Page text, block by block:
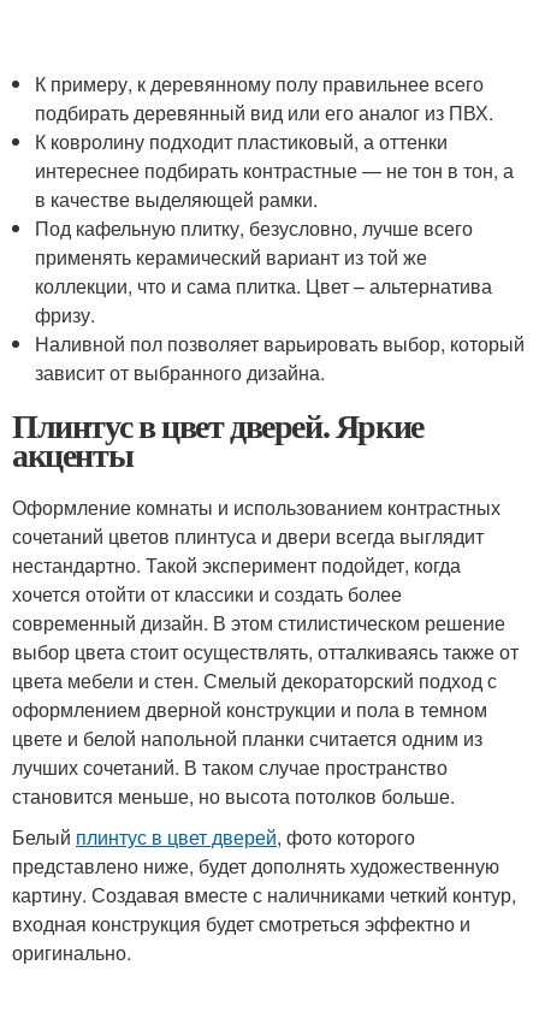
К примеру, к деревянному полу правильнее всего
подбирать деревянный вид или его аналог из ПВХ.
К ковролину подходит пластиковый, а оттенки
интереснее подбирать контрастные — не тон в тон, а
в качестве выделяющей рамки.
Под кафельную плитку, безусловно, лучше всего
применять керамический вариант из той же
коллекции, что и сама плитка. Цвет – альтернатива
фризу.
Наливной пол позволяет варьировать выбор, который
зависит от выбранного дизайна.
Плинтус в цвет дверей. Яркие
акценты
Оформление комнаты и использованием контрастных
сочетаний цветов плинтуса и двери всегда выглядит
нестандартно. Такой эксперимент подойдет, когда
хочется отойти от классики и создать более
современный дизайн. В этом стилистическом решение
выбор цвета стоит осуществлять, отталкиваясь также от
цвета мебели и стен. Смелый декораторский подход с
оформлением дверной конструкции и пола в темном
цвете и белой напольной планки считается одним из
лучших сочетаний. В таком случае пространство
становится меньше, но высота потолков больше.
Белый плинтус в цвет дверей, фото которого
представлено ниже, будет дополнять художественную
картину. Создавая вместе с наличниками четкий контур,
входная конструкция будет смотреться эффектно и
оригинально.